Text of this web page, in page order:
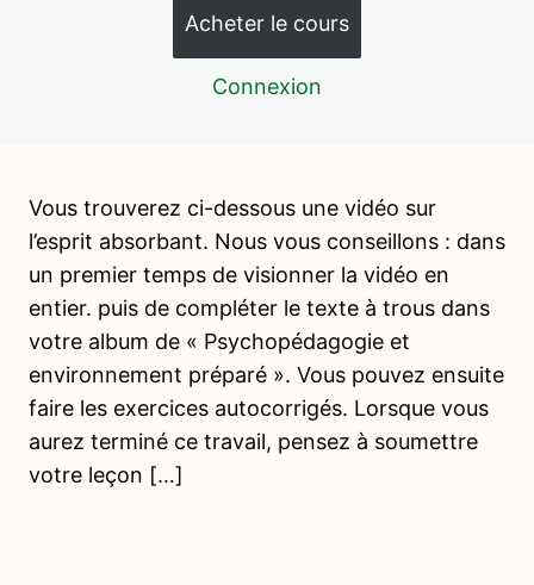
L'esprit absorbant
7 leçons, 2 quiz
VIE PRATIQUE – ACTIVITÉS DE
NOURRITURE
15 leçons, 4 quiz
WEBINAIRE 1 – ACTIVITES DE
NOURRITURE
4 leçons, 3 quiz
PSYCHOPEDAGOGIE 4 – LES
PERIODES SENSIBLES
4 leçons, 2 quiz
Acheter le cours
Connexion
Vous trouverez ci-dessous une vidéo sur
l’esprit absorbant. Nous vous conseillons : dans
un premier temps de visionner la vidéo en
entier. puis de compléter le texte à trous dans
votre album de « Psychopédagogie et
environnement préparé ». Vous pouvez ensuite
faire les exercices autocorrigés. Lorsque vous
aurez terminé ce travail, pensez à soumettre
votre leçon […]